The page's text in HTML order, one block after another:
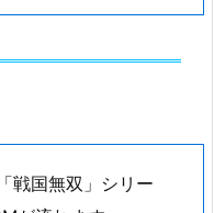
戦国無双」シリー